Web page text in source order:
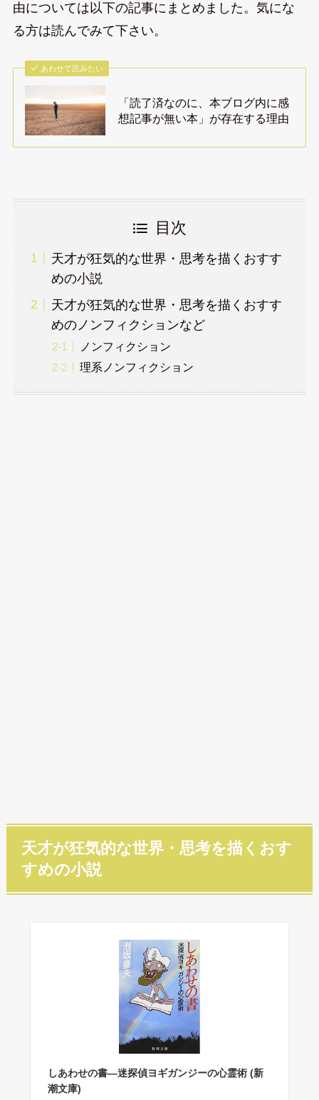
由については以下の記事にまとめました。気にな
る方は読んでみて下さい。
あわせて読みたい
「読了済なのに、本ブログ内に感
想記事が無い本」が存在する理由
目次
天才が狂気的な世界・思考を描くおすす
めの小説
天才が狂気的な世界・思考を描くおすす
めのノンフィクションなど
ノンフィクション
理系ノンフィクション
天才が狂気的な世界・思考を描くおす
すめの小説
しあわせの書―迷探偵ヨギガンジーの心霊術 (新
潮文庫)